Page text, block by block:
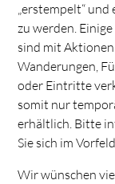
„erstempelt“
zu werden.
sind mit Aktionen
Wanderungen,
oder Eintritte
somit nur
erhältlich. Bitte
Sie sich im
Wir wünschen